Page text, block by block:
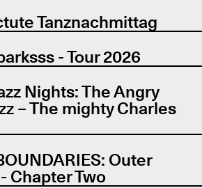
Tanznachmittag
- Tour 2026
Nights: The Angry
– The mighty Charles
Outer
Chapter Two